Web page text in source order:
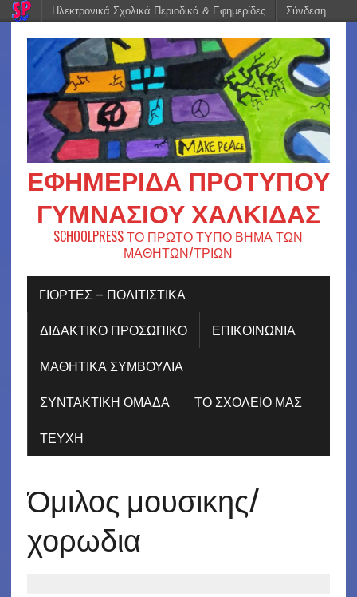
ΕΦΗΜΕΡΊΔΑ ΠΡΟΤΎΠΟΥ
ΓΥΜΝΑΣΊΟΥ ΧΑΛΚΊΔΑΣ
SCHOOLPRESS ΤΟ ΠΡΩΤΟ ΤΥΠΟ ΒΗΜΑ ΤΩΝ
ΜΑΘΗΤΩΝ/ΤΡΙΩΝ
ΓΙΟΡΤΈΣ – ΠΟΛΙΤΙΣΤΙΚΆ
ΔΙΔΑΚΤΙΚΟ ΠΡΟΣΩΠΙΚΟ
ΕΠΙΚΟΙΝΩΝΙΑ
ΜΑΘΗΤΙΚΑ ΣΥΜΒΟΥΛΙΑ
ΣΥΝΤΑΚΤΙΚΗ ΟΜΑΔΑ
ΤΟ ΣΧΟΛΕΙΟ ΜΑΣ
ΤΕΥΧΗ
Όμιλος μουσικης/
χορωδια
Ηλεκτρονικά Σχολικά Περιοδικά & Εφημερίδες Σύνδεση